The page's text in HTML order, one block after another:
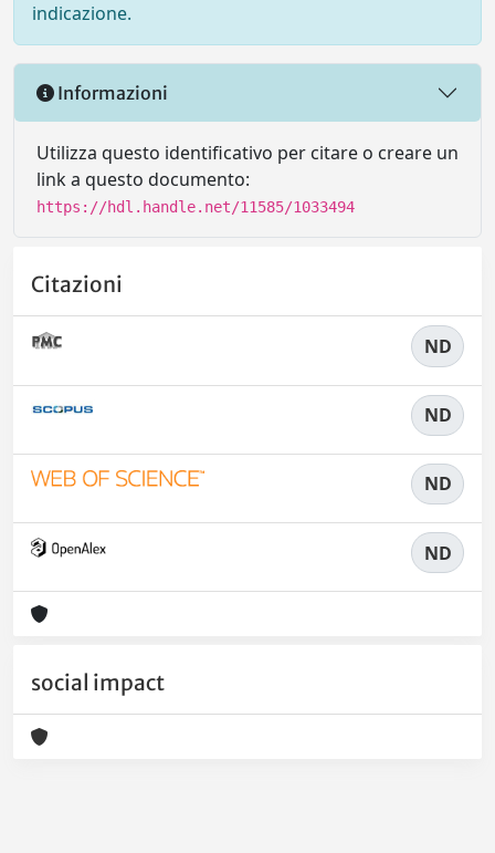
indicazione.
Informazioni
Utilizza questo identificativo per citare o creare un
link a questo documento:
https://hdl.handle.net/11585/1033494
Citazioni
ND
ND
ND
ND
social impact